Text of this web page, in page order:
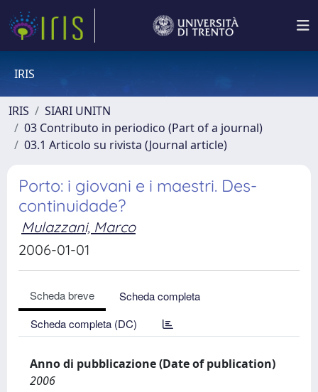
IRIS
IRIS
SIARI UNITN
03 Contributo in periodico (Part of a journal)
03.1 Articolo su rivista (Journal article)
Porto: i giovani e i maestri. Des-
continuidade?
Mulazzani, Marco
2006-01-01
Scheda breve
Scheda completa
Scheda completa (DC)
Anno di pubblicazione (Date of publication)
2006